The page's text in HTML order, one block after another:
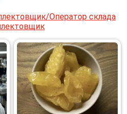
Оператор склада